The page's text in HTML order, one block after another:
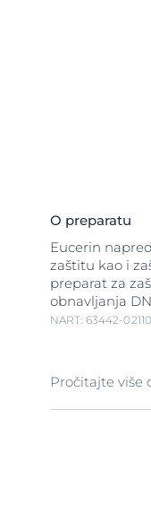
O preparatu
Eucerin
zaštitu kao i
preparat za
obnavljanja
NART: 63442-
Pročitajte više